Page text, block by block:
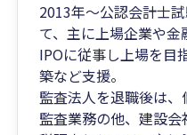
2013年～公認会計士
て、主に上場企業や
IPOに従事し上場を目
築など支援。
監査法人を退職後は
監査業務の他、建設